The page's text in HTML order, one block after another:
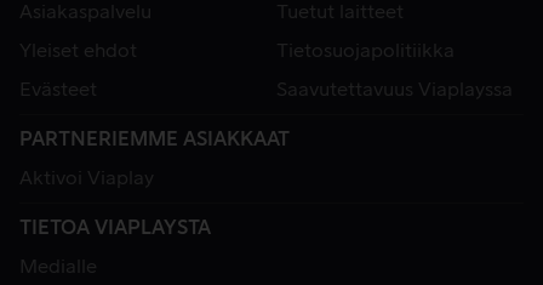
Asiakaspalvelu
Tuetut laitteet
Yleiset ehdot
Tietosuojapolitiikka
Evästeet
Saavutettavuus Viaplayssa
PARTNERIEMME ASIAKKAAT
Aktivoi Viaplay
TIETOA VIAPLAYSTA
Medialle